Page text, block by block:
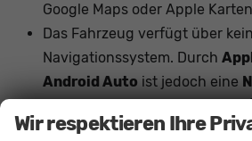
Google Maps oder Apple
Das Fahrzeug verfügt über
Navigationssystem. Durch
Android Auto ist jedoch eine
oder Apple Karten) über den
Wir respektieren Ihre